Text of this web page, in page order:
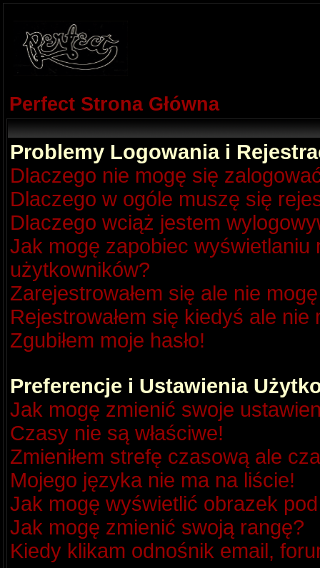
Perfect Strona Główna
Problemy Logowania i
Dlaczego nie mogę się
Dlaczego w ogóle muszę się
Dlaczego wciąż jestem
Jak mogę zapobiec
użytkowników?
Zarejestrowałem się ale nie
Rejestrowałem się kiedyś ale
Zgubiłem moje hasło!
Preferencje i Ustawienia
Jak mogę zmienić swoje
Czasy nie są właściwe!
Zmieniłem strefę czasową ale
Mojego języka nie ma na liście!
Jak mogę wyświetlić obrazek
Jak mogę zmienić swoją rangę?
Kiedy klikam odnośnik email,